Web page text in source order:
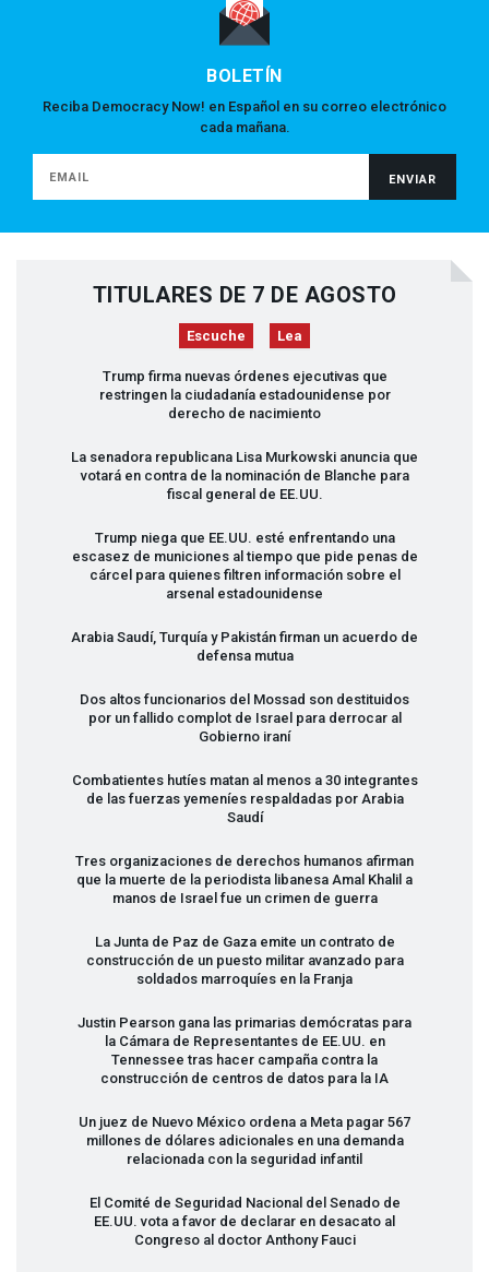
BOLETÍN
Reciba Democracy Now! en Español en su correo electrónico
cada mañana.
TITULARES DE 7 DE AGOSTO
Escuche Lea
Trump firma nuevas órdenes ejecutivas que
restringen la ciudadanía estadounidense por
derecho de nacimiento
La senadora republicana Lisa Murkowski anuncia que
votará en contra de la nominación de Blanche para
fiscal general de EE.UU.
Trump niega que EE.UU. esté enfrentando una
escasez de municiones al tiempo que pide penas de
cárcel para quienes filtren información sobre el
arsenal estadounidense
Arabia Saudí, Turquía y Pakistán firman un acuerdo de
defensa mutua
Dos altos funcionarios del Mossad son destituidos
por un fallido complot de Israel para derrocar al
Gobierno iraní
Combatientes hutíes matan al menos a 30 integrantes
de las fuerzas yemeníes respaldadas por Arabia
Saudí
Tres organizaciones de derechos humanos afirman
que la muerte de la periodista libanesa Amal Khalil a
manos de Israel fue un crimen de guerra
La Junta de Paz de Gaza emite un contrato de
construcción de un puesto militar avanzado para
soldados marroquíes en la Franja
Justin Pearson gana las primarias demócratas para
la Cámara de Representantes de EE.UU. en
Tennessee tras hacer campaña contra la
construcción de centros de datos para la IA
Un juez de Nuevo México ordena a Meta pagar 567
millones de dólares adicionales en una demanda
relacionada con la seguridad infantil
El Comité de Seguridad Nacional del Senado de
EE.UU. vota a favor de declarar en desacato al
Congreso al doctor Anthony Fauci